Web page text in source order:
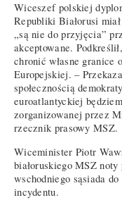
Wiceszef polskiej
Republiki Białorusi
„są nie do przyjęcia”
akceptowane.
chronić własne
Europejskiej. –
społecznością
euroatlantyckiej
zorganizowanej przez
rzecznik prasowy MSZ.
Wiceminister Piotr
białoruskiego MSZ
wschodniego sąsiada
incydentu.